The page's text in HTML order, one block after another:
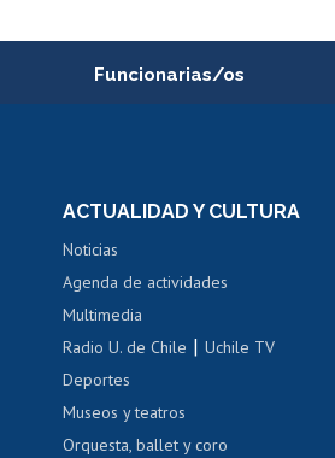
Funcionarias/os
Portal de movilidad interna
Certificado de renta
Certificado de renta
Gestión de correo uchile
Acoso laboral, sexual y violencia
ACTUALIDAD Y CULTURA
Noticias
Agenda de actividades
Multimedia
Radio U. de Chile |Uchile TV
Deportes
Museos y teatros
Orquesta, ballet y coro